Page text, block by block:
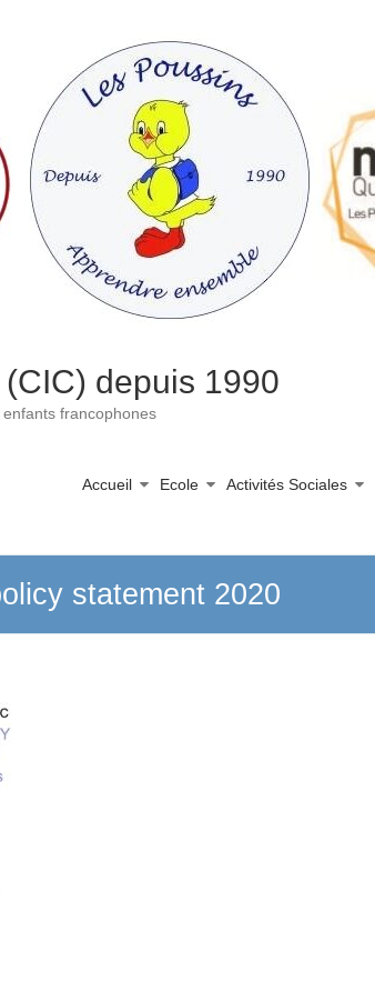
depuis 1990
francophones
Accueil Ecole Activités Sociales
statement 2020